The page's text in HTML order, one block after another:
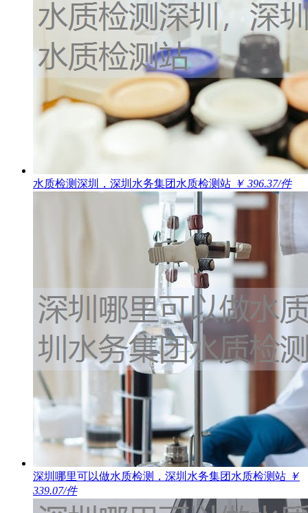
水质检测深圳，深圳水务集团水质检测站 ￥ 396.37/件
深圳哪里可以做水质检测，深圳水务集团水质检测站 ￥
339.07/件